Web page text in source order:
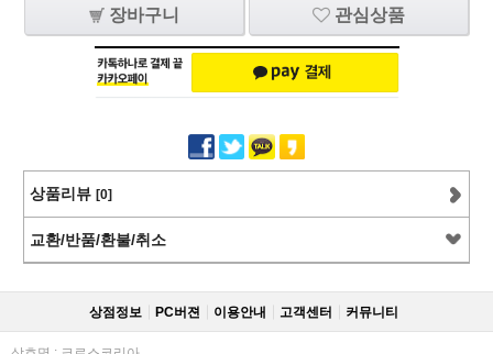
장바구니 관심상품
상품리뷰 [0]
교환/반품/환불/취소
상점정보 PC버젼 이용안내 고객센터 커뮤니티